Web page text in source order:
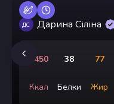
ДС Дарина Сіліна
1450
Ккал
38
Белки
77
Жир